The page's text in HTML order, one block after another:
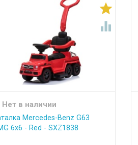


Нет в наличии
Mercedes-Benz G63
6x6 - Red - SXZ1838